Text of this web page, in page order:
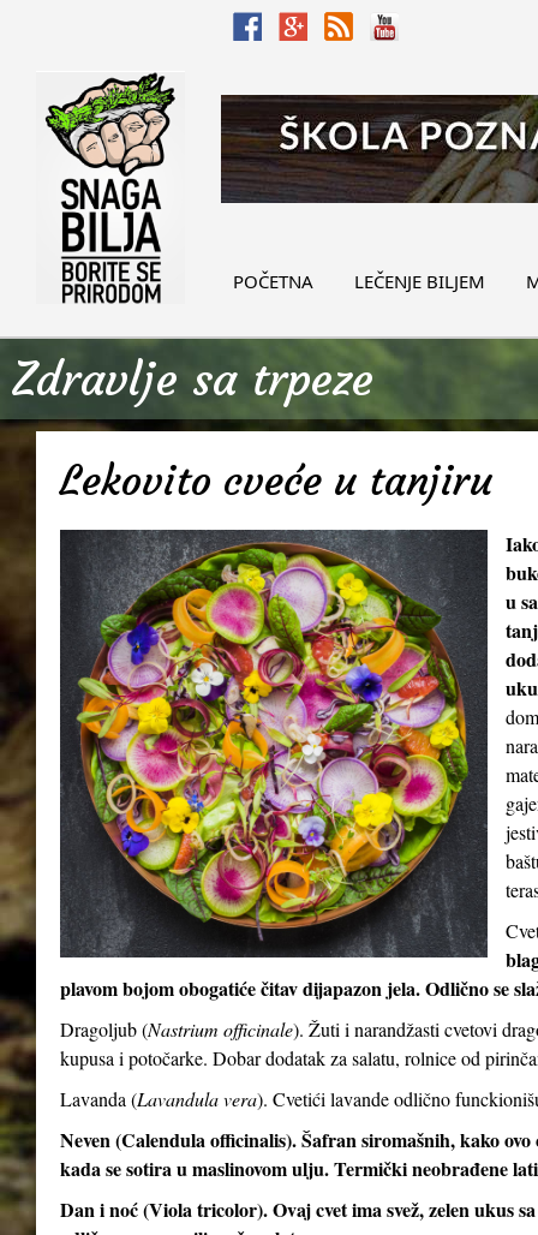
POČETNA LEČENJE BILJEM
Zdravlje sa trpeze
Lekovito cveće u tanjiru
u
plavom bojom obogatiće čitav dijapazon jela. Odlično se
Dragoljub (Nastrium officinale). Žuti i narandžasti cvetovi
kupusa i potočarke. Dobar dodatak za salatu, rolnice od
Lavanda (Lavandula vera). Cvetići lavande odlično
Neven (Calendula officinalis). Šafran siromašnih, kako
kada se sotira u maslinovom ulju. Termički neobrađene
Dan i noć (Viola tricolor). Ovaj cvet ima svež, zelen ukus